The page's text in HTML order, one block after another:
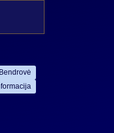
Bendrovė